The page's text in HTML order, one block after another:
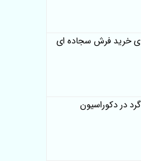
خرید فرش سجاده ای
در دکوراسیون